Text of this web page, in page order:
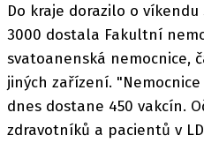
Do kraje dorazilo o víkendu
3000 dostala Fakultní
svatoanenská nemocnice,
jiných zařízení.
dnes dostane 450 vakcín.
zdravotníků a pacientů v